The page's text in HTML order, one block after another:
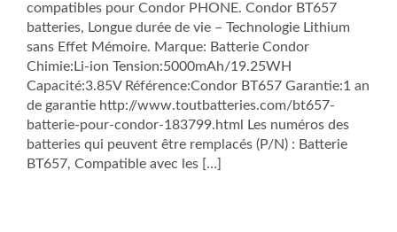
compatibles pour Condor PHONE. Condor BT657
batteries, Longue durée de vie – Technologie Lithium
sans Effet Mémoire. Marque: Batterie Condor
Chimie:Li-ion Tension:5000mAh/19.25WH
Capacité:3.85V Référence:Condor BT657 Garantie:1 an
de garantie http://www.toutbatteries.com/bt657-
batterie-pour-condor-183799.html Les numéros des
batteries qui peuvent être remplacés (P/N) : Batterie
BT657, Compatible avec les […]